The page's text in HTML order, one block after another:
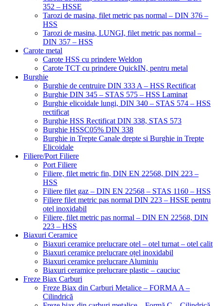
352 – HSSE
Tarozi de masina, filet metric pas normal – DIN 376 –
HSS
Tarozi de masina, LUNGI, filet metric pas normal –
DIN 357 – HSS
Carote metal
Carote HSS cu prindere Weldon
Carote TCT cu prindere QuickIN, pentru metal
Burghie
Burghie de centruire DIN 333 A – HSS Rectificat
Burghie DIN 345 – STAS 575 – HSS Laminat
Burghie elicoidale lungi, DIN 340 – STAS 574 – HSS
rectificat
Burghie HSS Rectificat DIN 338, STAS 573
Burghie HSSC05% DIN 338
Burghie in Trepte Canale drepte si Burghie in Trepte
Elicoidale
Filiere/Port Filiere
Port Filiere
Filiere, filet metric fin, DIN EN 22568, DIN 223 –
HSS
Filiere filet gaz – DIN EN 22568 – STAS 1160 – HSS
Filiere filet metric pas normal DIN 223 – HSSE pentru
otel inoxidabil
Filiere, filet metric pas normal – DIN EN 22568, DIN
223 – HSS
Biaxuri Ceramice
Biaxuri ceramice prelucrare otel – otel turnat – otel calit
Biaxuri ceramice prelucrare oțel inoxidabil
Biaxuri ceramice prelucrare Aluminiu
Biaxuri ceramice prelucrare plastic – cauciuc
Freze Biax Carburi
Freze Biax din Carburi Metalice – FORMA A –
Cilindrică